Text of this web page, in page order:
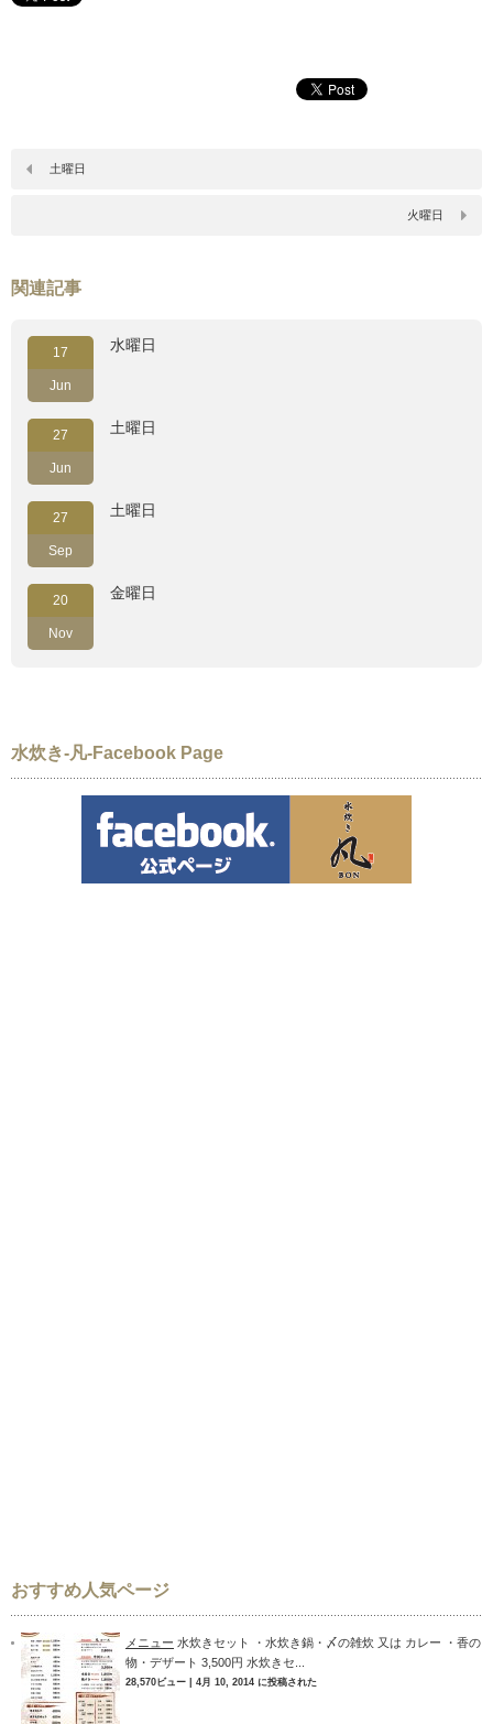
土曜日
火曜日
関連記事
17
Jun
水曜日
27
Jun
土曜日
27
Sep
土曜日
20
Nov
金曜日
水炊き-凡-Facebook Page
おすすめ人気ページ
メニュー 水炊きセット ・水炊き鍋・〆の雑炊 又は カレー ・香の
物・デザート 3,500円 水炊きセ...
28,570ビュー 4月 10, 2014 に投稿された